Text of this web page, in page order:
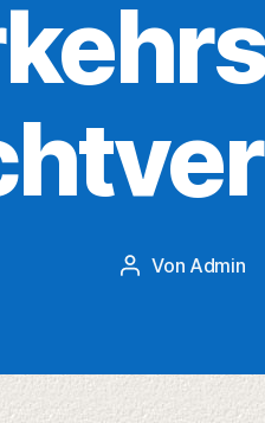
Beitragsautor
Von Admin